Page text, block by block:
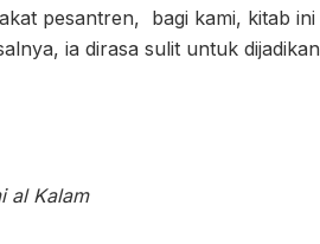
pesantren, bagi kami, kitab ini
ia dirasa sulit untuk dijadikan
al Kalam